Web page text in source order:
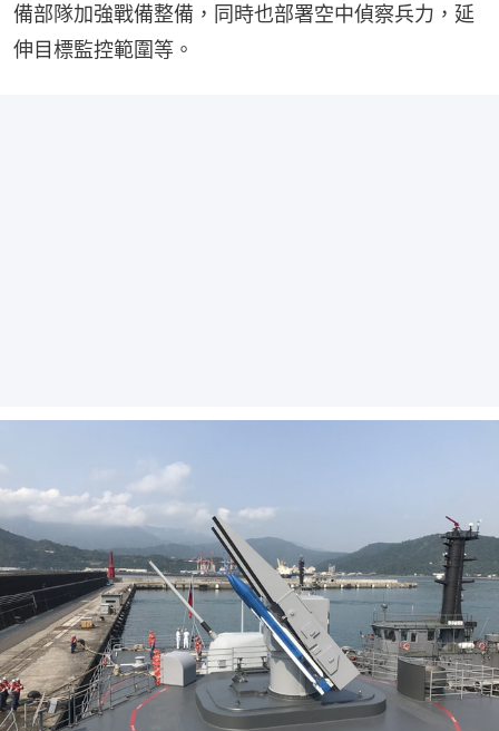
備部隊加強戰備整備，同時也部署空中偵察兵力，延
伸目標監控範圍等。